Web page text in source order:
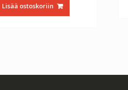
€56.64. €31.47.
Lisää ostoskoriin